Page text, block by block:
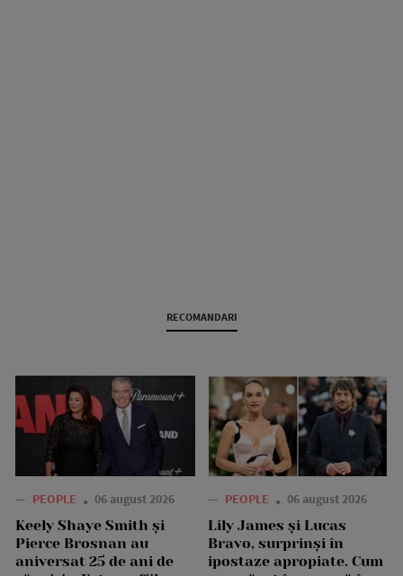
RECOMANDARI
— PEOPLE 06 august 2026
Keely Shaye Smith și
Pierce Brosnan au
aniversat 25 de ani de
— PEOPLE 06 august 2026
Lily James și Lucas
Bravo, surprinși în
ipostaze apropiate. Cum